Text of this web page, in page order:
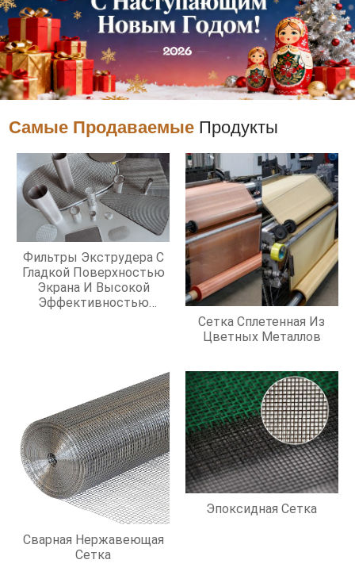
Самые Продаваемые Продукты
Фильтры Экструдера С
Гладкой Поверхностью
Экрана И Высокой
Эффективностью
Сетка Сплетенная Из
Цветных Металлов
Сварная Нержавеющая
Сетка
Эпоксидная Сетка